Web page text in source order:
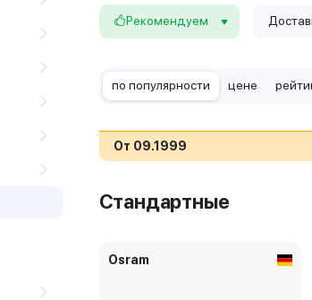
Рекомендуем
по популярности цене
От 09.1999
Стандартные
Osram